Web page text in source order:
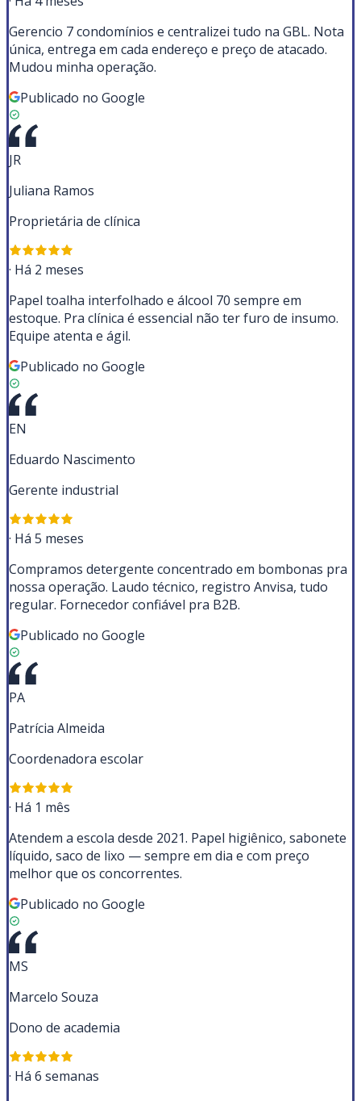
Gerencio 7 condomínios e centralizei tudo na GBL. Nota
única, entrega em cada endereço e preço de atacado.
Mudou minha operação.
Publicado no Google
JR
Juliana Ramos
Proprietária de clínica
· Há 2 meses
Papel toalha interfolhado e álcool 70 sempre em
estoque. Pra clínica é essencial não ter furo de insumo.
Equipe atenta e ágil.
Publicado no Google
EN
Eduardo Nascimento
Gerente industrial
· Há 5 meses
Compramos detergente concentrado em bombonas pra
nossa operação. Laudo técnico, registro Anvisa, tudo
regular. Fornecedor confiável pra B2B.
Publicado no Google
PA
Patrícia Almeida
Coordenadora escolar
· Há 1 mês
Atendem a escola desde 2021. Papel higiênico, sabonete
líquido, saco de lixo — sempre em dia e com preço
melhor que os concorrentes.
Publicado no Google
MS
Marcelo Souza
Dono de academia
· Há 6 semanas